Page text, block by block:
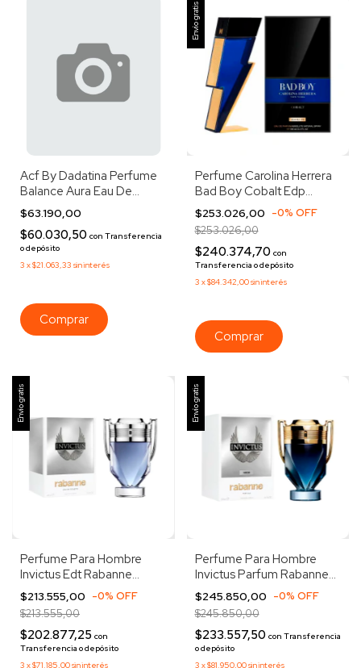
Acf By Dadatina Perfume
Balance Aura Eau De
Parfum 70ml
$63.190,00
$60.030,50 con Transferencia
o depósito
3 x$21.063,33 sin interés
Envío gratis
Perfume Carolina Herrera
Bad Boy Cobalt Edp
Absolute 100ml
$253.026,00 -0% OFF
$253.026,00
$240.374,70 con
Transferencia o depósito
3 x$84.342,00sin interés
Envío gratis
Perfume Para Hombre
Invictus Edt Rabanne
100ml
$213.555,00 -0% OFF
$213.555,00
$202.877,25 con
Transferencia o depósito
3 x$71.185,00sin interés
Envío gratis
Perfume Para Hombre
Invictus Parfum Rabanne
100ml
$245.850,00 -0% OFF
$245.850,00
$233.557,50 con Transferencia
o depósito
3 x$81.950,00sin interés